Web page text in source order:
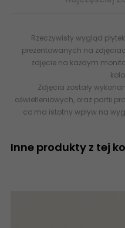
Rzeczywisty wygląd
prezentowanych na
zdjęcie na każdym
Zdjęcia zostały
oświetleniowych, oraz partii
co ma istotny wpływ na
Inne produkty z tej